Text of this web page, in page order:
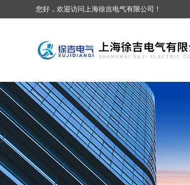
您好，欢迎访问上海徐吉电气有限公司！